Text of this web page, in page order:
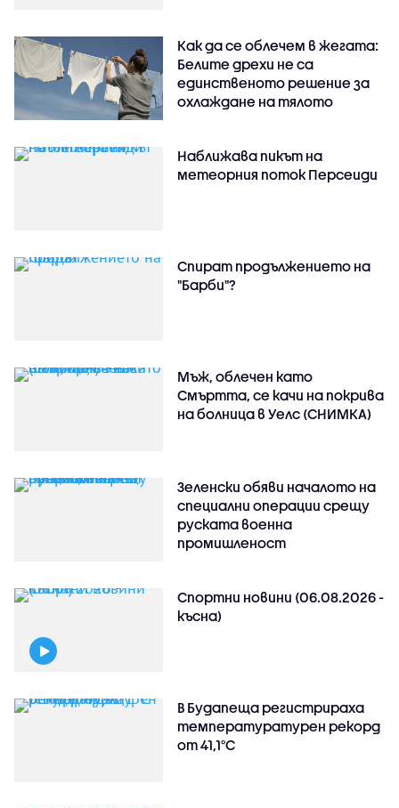
Как да се облечем в жегата:
Белите дрехи не са
единственото решение за
охлаждане на тялото
Наближава пикът на
метеорния поток Персеиди
Спират продължението на
"Барби"?
Мъж, облечен като
Смъртта, се качи на покрива
на болница в Уелс (СНИМКА)
Зеленски обяви началото на
специални операции срещу
руската военна
промишленост
Спортни новини (06.08.2026 -
късна)
В Будапеща регистрираха
температуратурен рекорд
от 41,1°C